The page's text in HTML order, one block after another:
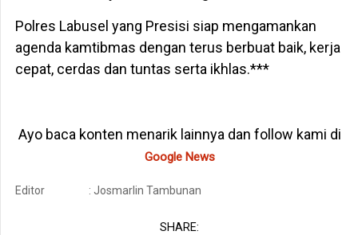
Polres Labusel yang Presisi siap mengamankan
agenda kamtibmas dengan terus berbuat baik, kerja
cepat, cerdas dan tuntas serta ikhlas.***
Ayo baca konten menarik lainnya dan follow kami di
Google News
Editor : Josmarlin Tambunan
SHARE: